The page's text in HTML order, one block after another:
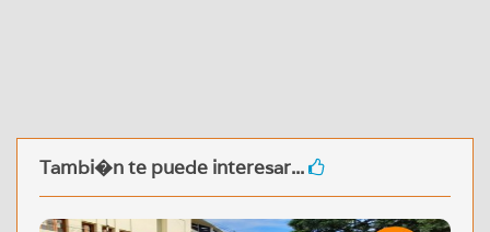
Tambi�n te puede interesar...